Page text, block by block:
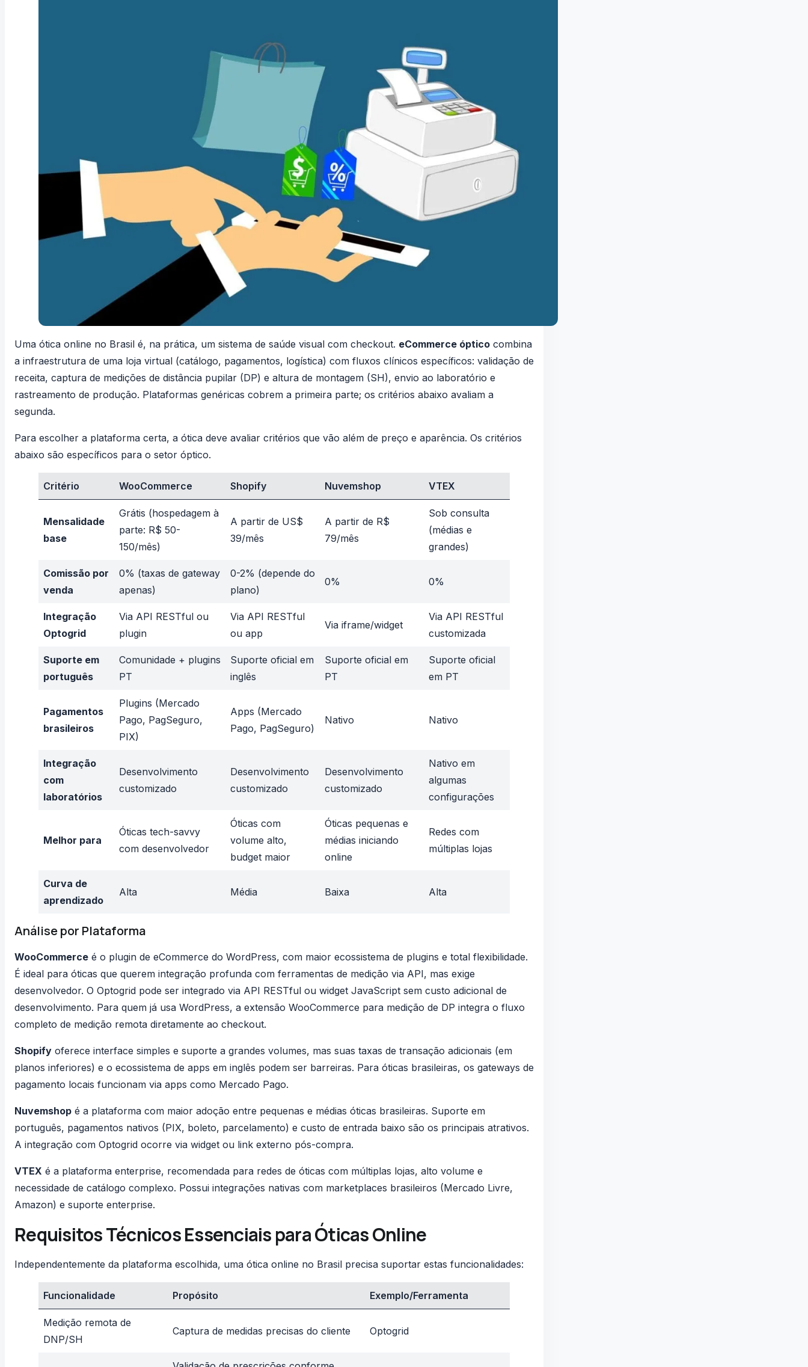
Uma ótica online no Brasil é, na prática, um sistema de saúde visual com checkout. eCommerce óptico combina
a infraestrutura de uma loja virtual (catálogo, pagamentos, logística) com fluxos clínicos específicos: validação de
receita, captura de medições de distância pupilar (DP) e altura de montagem (SH), envio ao laboratório e
rastreamento de produção. Plataformas genéricas cobrem a primeira parte; os critérios abaixo avaliam a
segunda.
Para escolher a plataforma certa, a ótica deve avaliar critérios que vão além de preço e aparência. Os critérios
abaixo são específicos para o setor óptico.
Critério WooCommerce Shopify Nuvemshop VTEX
Mensalidade
base
Grátis (hospedagem à
parte: R$ 50-
150/mês)
A partir de US$
39/mês
A partir de R$
79/mês
Sob consulta
(médias e
grandes)
Comissão por
venda
0% (taxas de gateway
apenas)
0-2% (depende do
plano)
0% 0%
Integração
Optogrid
Via API RESTful ou
plugin
Via API RESTful
ou app
Via iframe/widget
Via API RESTful
customizada
Suporte em
português
Comunidade + plugins
PT
Suporte oficial em
inglês
Suporte oficial em
PT
Suporte oficial
em PT
Pagamentos
brasileiros
Plugins (Mercado
Pago, PagSeguro,
PIX)
Apps (Mercado
Pago, PagSeguro)
Nativo Nativo
Integração
com
laboratórios
Desenvolvimento
customizado
Desenvolvimento
customizado
Desenvolvimento
customizado
Nativo em
algumas
configurações
Melhor para
Óticas tech-savvy
com desenvolvedor
Óticas com
volume alto,
budget maior
Óticas pequenas e
médias iniciando
online
Redes com
múltiplas lojas
Curva de
aprendizado
Alta Média Baixa Alta
Análise por Plataforma
WooCommerce é o plugin de eCommerce do WordPress, com maior ecossistema de plugins e total flexibilidade.
É ideal para óticas que querem integração profunda com ferramentas de medição via API, mas exige
desenvolvedor. O Optogrid pode ser integrado via API RESTful ou widget JavaScript sem custo adicional de
desenvolvimento. Para quem já usa WordPress, a extensão WooCommerce para medição de DP integra o fluxo
completo de medição remota diretamente ao checkout.
Shopify oferece interface simples e suporte a grandes volumes, mas suas taxas de transação adicionais (em
planos inferiores) e o ecossistema de apps em inglês podem ser barreiras. Para óticas brasileiras, os gateways de
pagamento locais funcionam via apps como Mercado Pago.
Nuvemshop é a plataforma com maior adoção entre pequenas e médias óticas brasileiras. Suporte em
português, pagamentos nativos (PIX, boleto, parcelamento) e custo de entrada baixo são os principais atrativos.
A integração com Optogrid ocorre via widget ou link externo pós-compra.
VTEX é a plataforma enterprise, recomendada para redes de óticas com múltiplas lojas, alto volume e
necessidade de catálogo complexo. Possui integrações nativas com marketplaces brasileiros (Mercado Livre,
Amazon) e suporte enterprise.
Requisitos Técnicos Essenciais para Óticas Online
Independentemente da plataforma escolhida, uma ótica online no Brasil precisa suportar estas funcionalidades:
Funcionalidade Propósito Exemplo/Ferramenta
Medição remota de
DNP/SH
Captura de medidas precisas do cliente Optogrid